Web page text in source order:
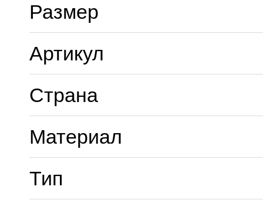
Размер
Артикул
Страна
Материал
Тип